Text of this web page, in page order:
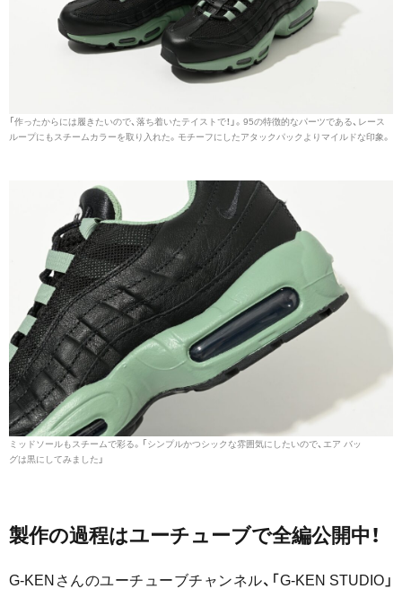
「作ったからには履きたいので、落ち着いたテイストで！」。95の特徴的なパーツである、レース
ループにもスチームカラーを取り入れた。モチーフにしたアタックパックよりマイルドな印象。
ミッドソールもスチームで彩る。「シンプルかつシックな雰囲気にしたいので、エア バッ
グは黒にしてみました」
製作の過程はユーチューブで全編公開中！
G-KENさんのユーチューブチャンネル、「G-KEN STUDIO」